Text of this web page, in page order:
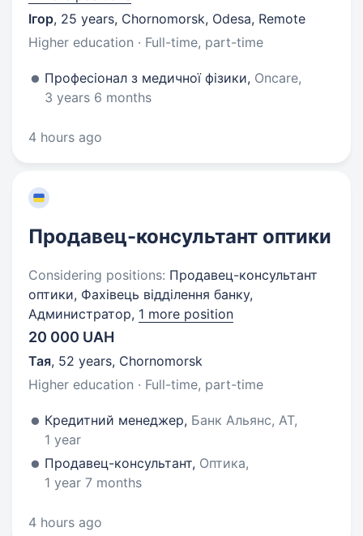
Ігор, 25 years, Chornomorsk, Odesa, Remote
Higher education · Full-time, part-time
Професіонал з медичної фізики, Oncare,
3 years 6 months
4 hours ago
Продавец-консультант оптики
Considering positions: Продавец-консультант
оптики, Фахівець відділення банку,
Администратор, 1 more position
20 000 UAH
Тая, 52 years, Chornomorsk
Higher education · Full-time, part-time
Кредитний менеджер, Банк Альянс, АТ,
1 year
Продавец-консультант, Оптика,
1 year 7 months
4 hours ago